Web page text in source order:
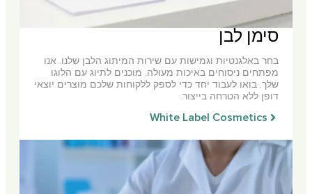
סימן לבן
בחר באלגנטיות וגמישות עם שירות המיתוג הלבן שלנו. אנו
מפתחים ניסוחים באיכות מעולה, מוכנים לתיוג עם הלוגו
שלך. בואו לעבוד יחד כדי לספק ללקוחות שלכם מוצרים יוצאי
דופן ללא הטרחה בייצור.
White Label Cosmetics